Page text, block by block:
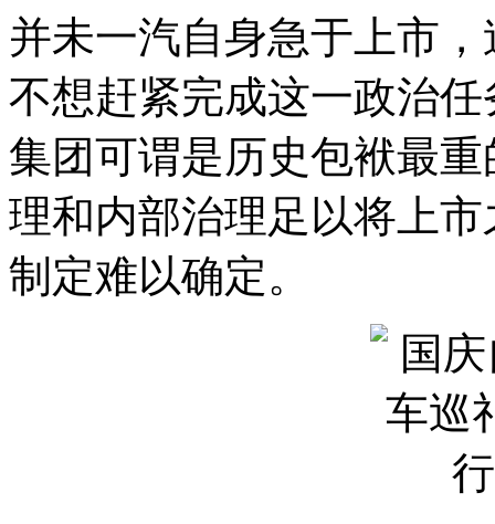
并未一汽自身急于上市
不想赶紧完成这一政治
集团可谓是历史包袱最
理和内部治理足以将上
制定难以确定。